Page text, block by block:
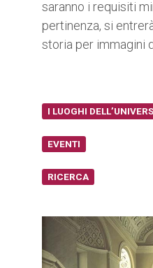
saranno i requisiti
pertinenza, si
storia per immagini
I LUOGHI
EVENTI
RICERCA